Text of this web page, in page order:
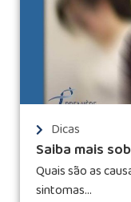
Dicas
Saiba mais
Quais são as
sintomas...